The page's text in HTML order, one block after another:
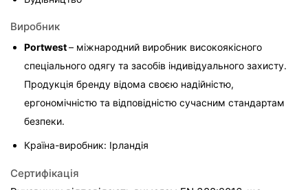
Виробник
Portwest – міжнародний виробник високоякісного
спеціального одягу та засобів індивідуального захисту.
Продукція бренду відома своєю надійністю,
ергономічністю та відповідністю сучасним стандартам
безпеки.
Країна-виробник: Ірландія
Сертифікація